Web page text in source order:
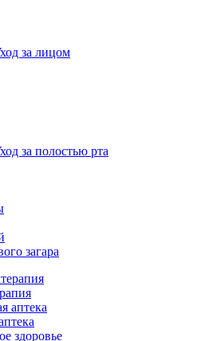
за лицом
за полостью рта
загара